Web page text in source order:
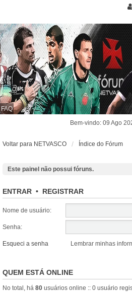
FAQ
Bem-vindo: 09 Ago
Voltar para NETVASCO Índice do Fórum
Este painel não possui fóruns.
ENTRAR • REGISTRAR
Nome de usuário:
Senha:
Esqueci a senha Lembrar minhas
QUEM ESTÁ ONLINE
No total, há 80 usuários online :: 0 usuário